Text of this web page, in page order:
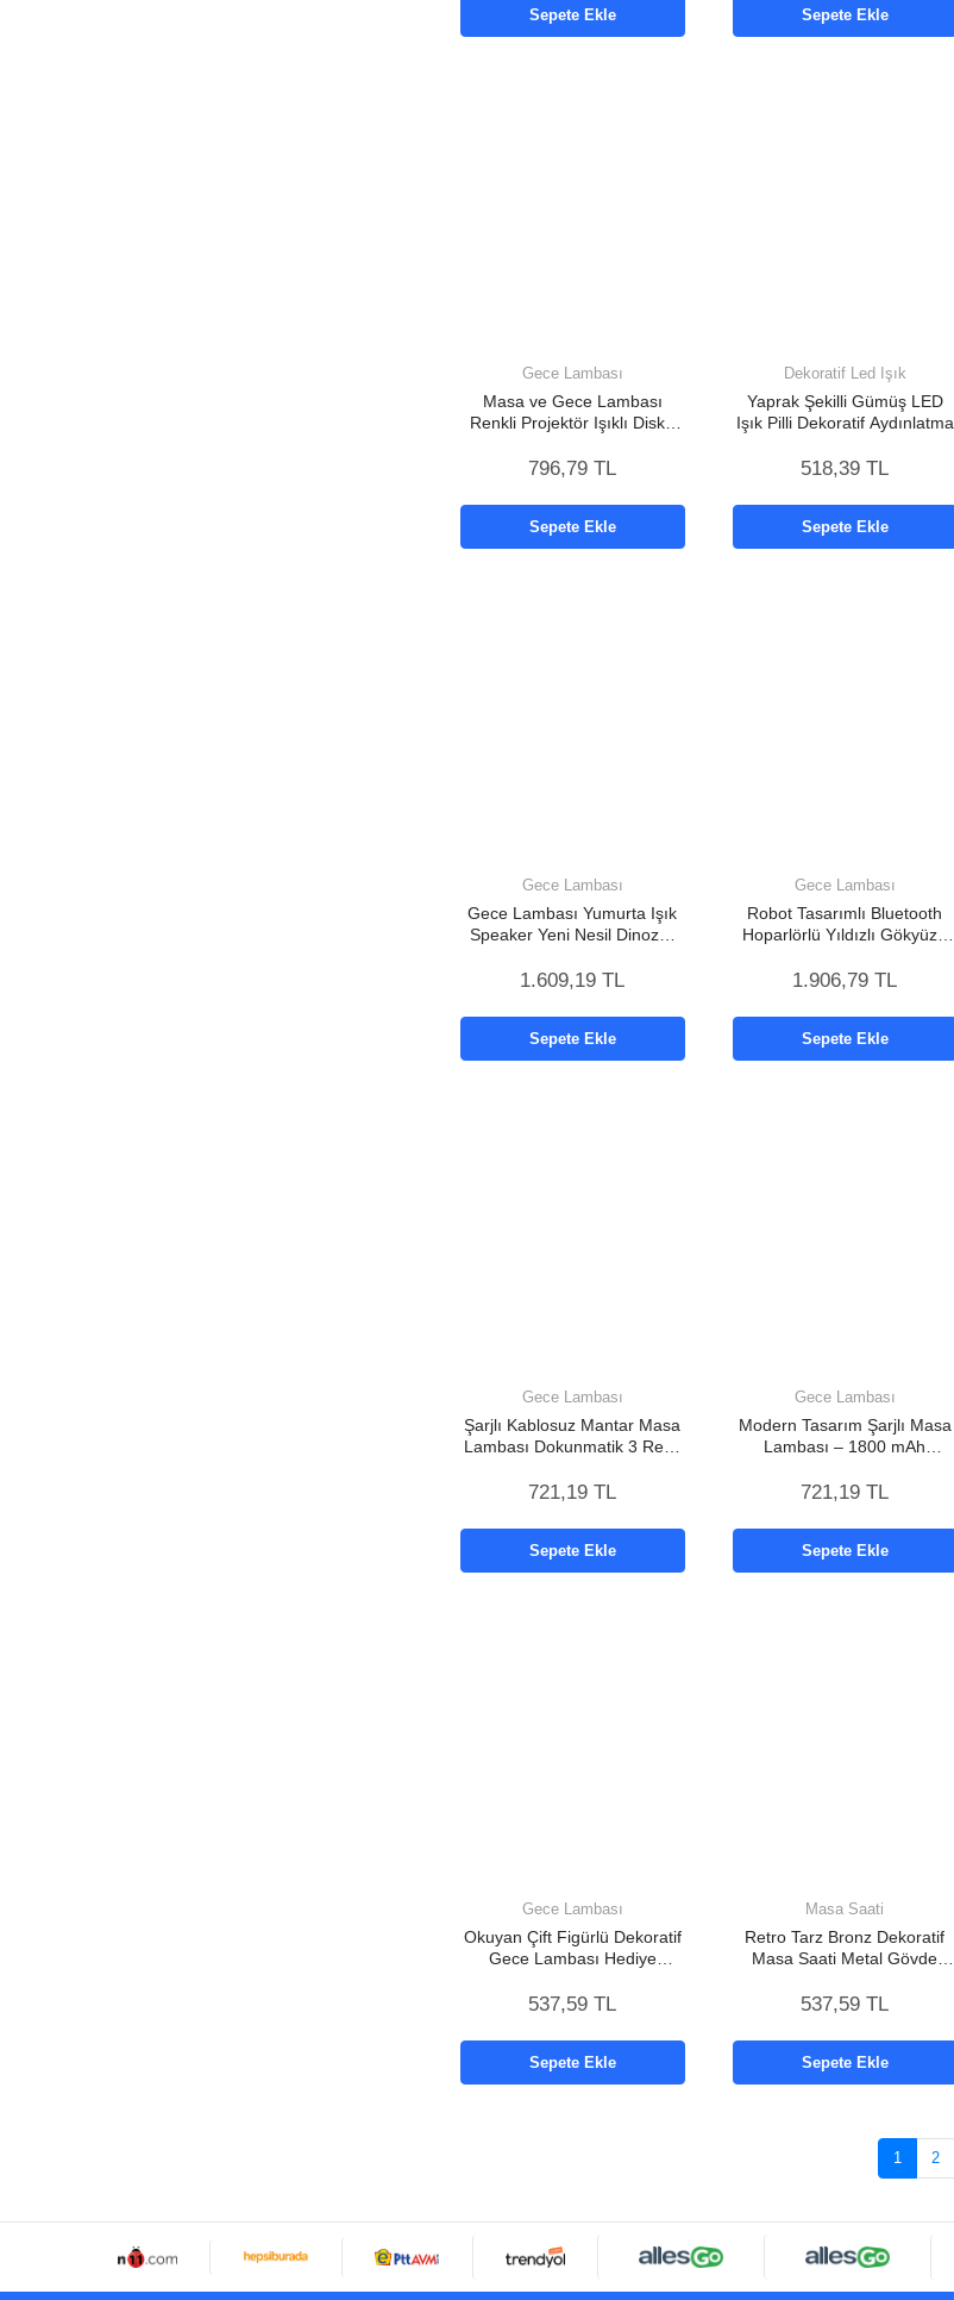
Sepete Ekle Sepete Ekle
Gece Lambası
Masa ve Gece Lambası
Renkli Projektör Işıklı Disko
796,79 TL
Sepete Ekle
Dekoratif Led Işık
Yaprak Şekilli Gümüş LED
Işık Pilli Dekoratif Aydınlatma
518,39 TL
Sepete Ekle
Gece Lambası
Gece Lambası Yumurta Işık
Speaker Yeni Nesil Dinozor
1.609,19 TL
Sepete Ekle
Gece Lambası
Robot Tasarımlı Bluetooth
Hoparlörlü Yıldızlı Gökyüzü
1.906,79 TL
Sepete Ekle
Gece Lambası
Şarjlı Kablosuz Mantar Masa
Lambası Dokunmatik 3 Renk
Nesil
721,19 TL
Sepete Ekle
Gece Lambası
Modern Tasarım Şarjlı Masa
Lambası – 1800 mAh
721,19 TL
Sepete Ekle
Gece Lambası
Okuyan Çift Figürlü Dekoratif
Gece Lambası Hediye
537,59 TL
Sepete Ekle
Masa Saati
Retro Tarz Bronz Dekoratif
Masa Saati Metal Gövde
537,59 TL
Sepete Ekle
1 2